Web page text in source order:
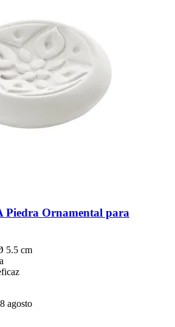
Piedra Ornamental para
5.5 cm
agosto